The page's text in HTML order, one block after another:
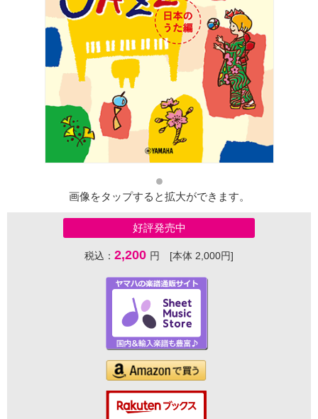
画像をタップすると拡大ができます。
好評発売中
税込： 2,200 円 [本体 2,000円]